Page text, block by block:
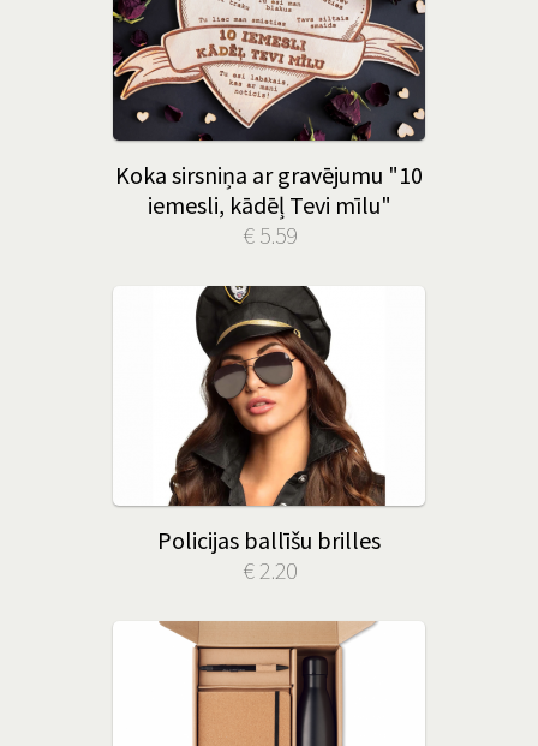
Koka sirsniņa ar gravējumu "10
iemesli, kādēļ Tevi mīlu"
€ 5.59
Policijas ballīšu brilles
€ 2.20